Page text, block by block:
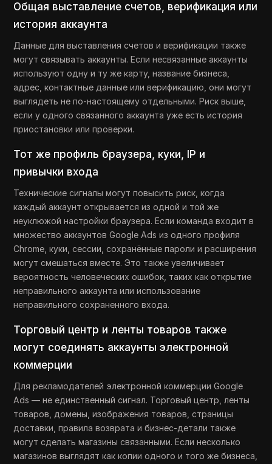
Общая выставление счетов, верификация или
история аккаунта
Данные для выставления счетов и верификации также
могут связывать аккаунты. Если несвязанные аккаунты
используют одну и ту же карту, название бизнеса,
адрес, контактные данные или верификацию, они могут
выглядеть не по-настоящему отдельными. Риск выше,
если у одного связанного аккаунта уже есть история
приостановки или проверки.
Тот же профиль браузера, куки, IP и
привычки входа
Технические сигналы могут повысить риск, когда
каждый аккаунт открывается из одной и той же
неуклюжой настройки браузера. Если команда входит в
множество аккаунтов Google Ads из одного профиля
Chrome, куки, сессии, сохранённые пароли и расширения
могут смешаться вместе. Это также увеличивает
вероятность человеческих ошибок, таких как открытие
неправильного аккаунта или использование
неправильного сохраненного входа.
Торговый центр и ленты товаров также
могут соединять аккаунты электронной
коммерции
Для рекламодателей электронной коммерции Google
Ads — не единственный сигнал. Торговый центр, ленты
товаров, домены, изображения товаров, страницы
доставки, правила возврата и бизнес-детали также
могут сделать магазины связанными. Если несколько
магазинов выглядят как копии одного и того же бизнеса,